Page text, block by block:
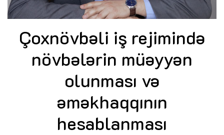
Çoxnövbəli iş rejimində
növbələrin müəyyən
olunması və
əməkhaqqının
hesablanması